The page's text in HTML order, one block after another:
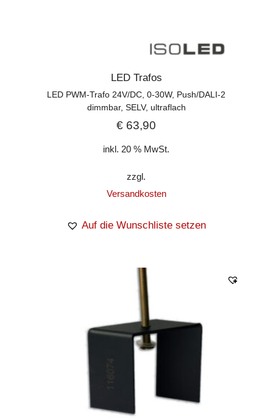
LED Trafos
LED PWM-Trafo 24V/DC, 0-30W, Push/DALI-2
dimmbar, SELV, ultraflach
€ 63,90
inkl. 20 % MwSt.
zzgl.
Versandkosten
Auf die Wunschliste setzen